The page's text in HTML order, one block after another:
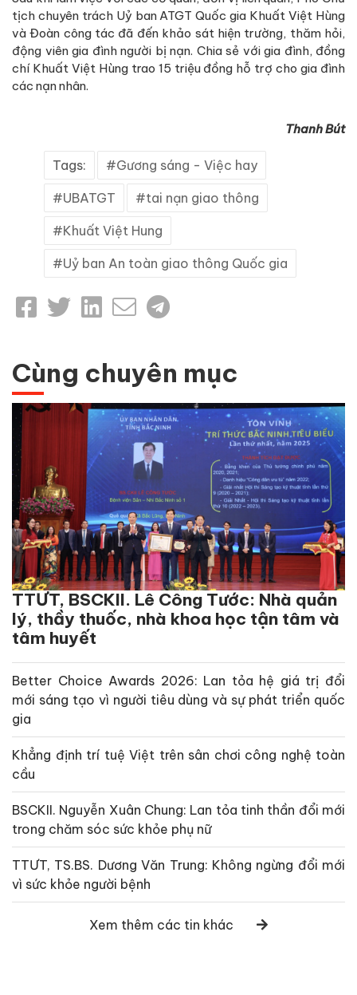
tịch chuyên trách Uỷ ban ATGT Quốc gia Khuất Việt Hùng
và Đoàn công tác đã đến khảo sát hiện trường, thăm hỏi,
động viên gia đình người bị nạn. Chia sẻ với gia đình, đồng
chí Khuất Việt Hùng trao 15 triệu đồng hỗ trợ cho gia đình
các nạn nhân.
Thanh Bút
Tags: Gương sáng - Việc hay
UBATGT tai nạn giao thông
Khuất Việt Hung
Uỷ ban An toàn giao thông Quốc gia
Cùng chuyên mục
TTƯT, BSCKII. Lê Công Tước: Nhà quản
lý, thầy thuốc, nhà khoa học tận tâm và
tâm huyết
Better Choice Awards 2026: Lan tỏa hệ giá trị đổi
mới sáng tạo vì người tiêu dùng và sự phát triển quốc
gia
Khẳng định trí tuệ Việt trên sân chơi công nghệ toàn
cầu
BSCKII. Nguyễn Xuân Chung: Lan tỏa tinh thần đổi mới
trong chăm sóc sức khỏe phụ nữ
TTƯT, TS.BS. Dương Văn Trung: Không ngừng đổi mới
vì sức khỏe người bệnh
Xem thêm các tin khác